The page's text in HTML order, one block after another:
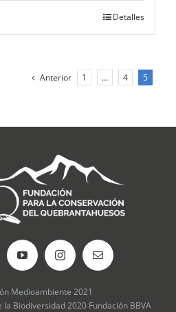
Detalles
Anterior 1 … 4 5
Medioambiente 2021
Biodiversidad 2020 Fundación BBVA